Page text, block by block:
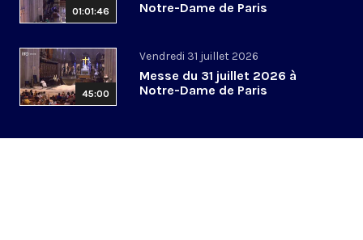
01:01:46
Notre-Dame de Paris
45:00
Vendredi 31 juillet 2026
Messe du 31 juillet 2026 à
Notre-Dame de Paris